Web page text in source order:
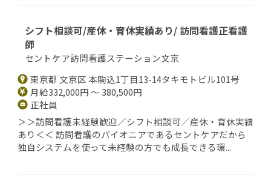
シフト相談可/産休・育休実績あり/ 訪問看護正看護
師
セントケア訪問看護ステーション文京
東京都 文京区 本駒込1丁目13-14タキモトビル101号
月給332,000円 ～ 380,500円
正社員
＞＞訪問看護未経験歓迎／シフト相談可／産休・育休実績
あり＜＜ 訪問看護のパイオニアであるセントケアだから
独自システムを使って未経験の方でも成長できる環...